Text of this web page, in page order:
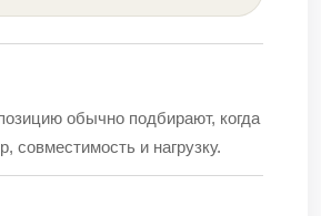
обычно подбирают, когда
совместимость и нагрузку.